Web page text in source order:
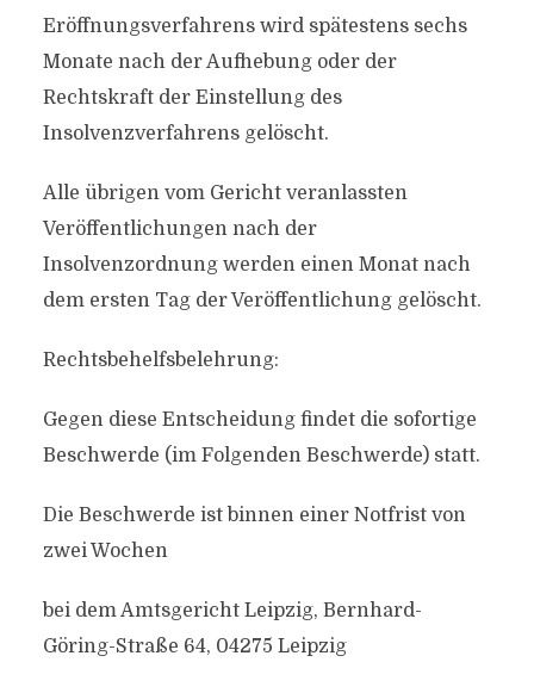
Eröffnungsverfahrens wird spätestens sechs
Monate nach der Aufhebung oder der
Rechtskraft der Einstellung des
Insolvenzverfahrens gelöscht.
Alle übrigen vom Gericht veranlassten
Veröffentlichungen nach der
Insolvenzordnung werden einen Monat nach
dem ersten Tag der Veröffentlichung gelöscht.
Rechtsbehelfsbelehrung:
Gegen diese Entscheidung findet die sofortige
Beschwerde (im Folgenden Beschwerde) statt.
Die Beschwerde ist binnen einer Notfrist von
zwei Wochen
bei dem Amtsgericht Leipzig, Bernhard-
Göring-Straße 64, 04275 Leipzig